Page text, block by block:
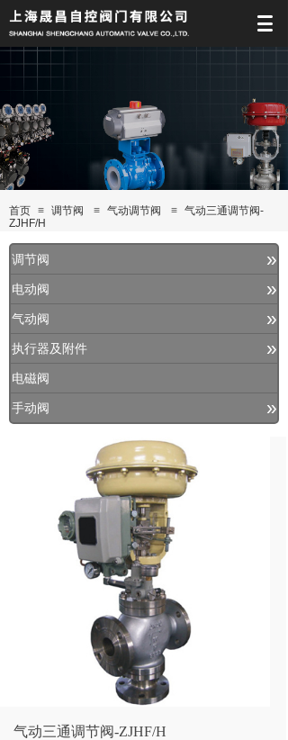
首页 ≡ 调节阀 ≡ 气动调节阀 ≡ 气动三通调节阀-
ZJHF/H
调节阀 »
电动阀 »
气动阀 »
执行器及附件 »
电磁阀
手动阀 »
气动三通调节阀-ZJHF/H